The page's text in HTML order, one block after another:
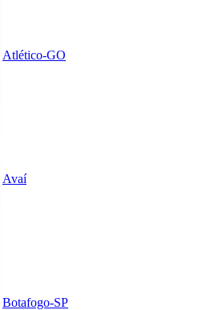
Atlético-GO
Avaí
Botafogo-SP